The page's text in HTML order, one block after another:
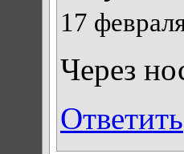
17
Через
Ответить